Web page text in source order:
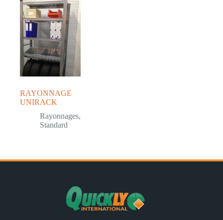
RAYONNAGE
UNIRACK
Rayonnages,
Standard